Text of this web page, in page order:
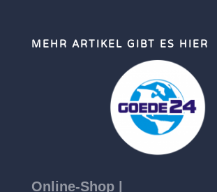
MEHR ARTIKEL GIBT ES HIER
Online-Shop |